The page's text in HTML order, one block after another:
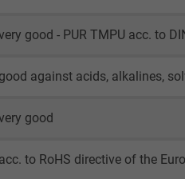
Generates statistical
good - PUR TMPU acc. to
good against acids, alkalines,
good
acc. to RoHS directive of the